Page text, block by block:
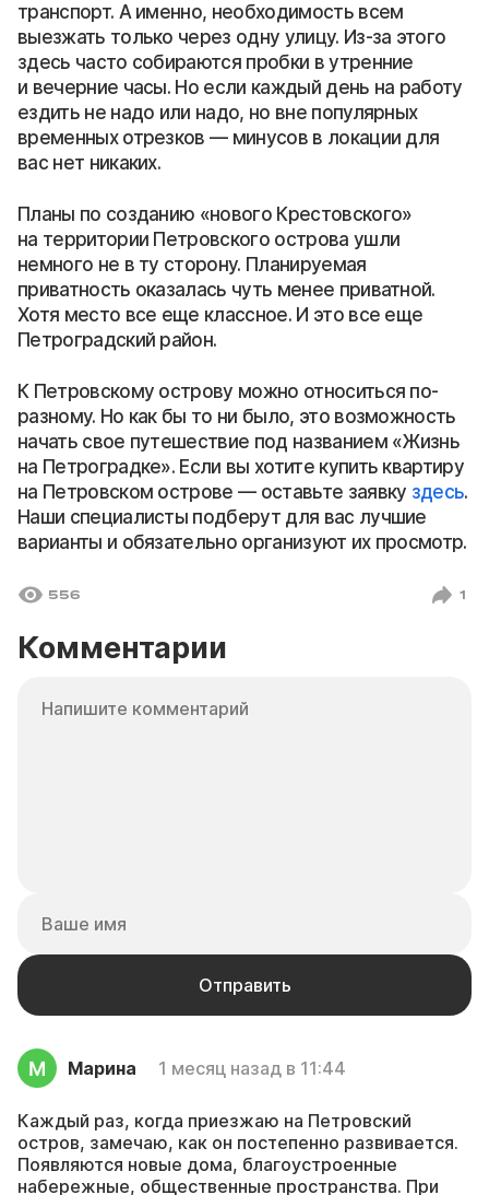
транспорт. А именно, необходимость всем
выезжать только через одну улицу. Из-за этого
здесь часто собираются пробки в утренние
и вечерние часы. Но если каждый день на работу
ездить не надо или надо, но вне популярных
временных отрезков — минусов в локации для
вас нет никаких.
Планы по созданию «нового Крестовского»
на территории Петровского острова ушли
немного не в ту сторону. Планируемая
приватность оказалась чуть менее приватной.
Хотя место все еще классное. И это все еще
Петроградский район.
К Петровскому острову можно относиться по-
разному. Но как бы то ни было, это возможность
начать свое путешествие под названием «Жизнь
на Петроградке». Если вы хотите купить квартиру
на Петровском острове — оставьте заявку здесь.
Наши специалисты подберут для вас лучшие
варианты и обязательно организуют их просмотр.
556 1
Комментарии
Марина 1 месяц назад в 11:44
Каждый раз, когда приезжаю на Петровский
остров, замечаю, как он постепенно развивается.
Появляются новые дома, благоустроенные
набережные, общественные пространства. При